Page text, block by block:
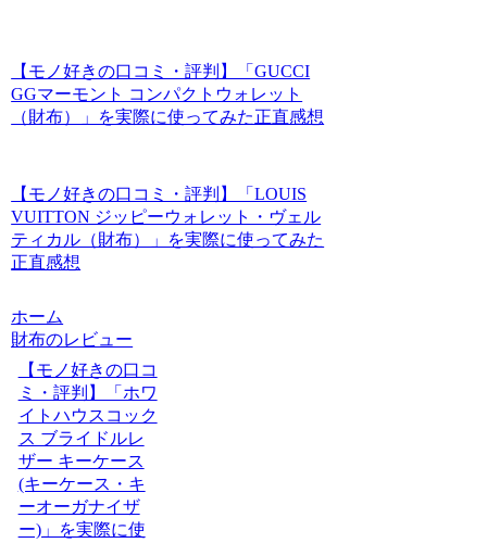
【モノ好きの口コミ・評判】「GUCCI
GGマーモント コンパクトウォレット
（財布）」を実際に使ってみた正直感想
【モノ好きの口コミ・評判】「LOUIS
VUITTON ジッピーウォレット・ヴェル
ティカル（財布）」を実際に使ってみた
正直感想
ホーム
財布のレビュー
【モノ好きの口コ
ミ・評判】「ホワ
イトハウスコック
ス ブライドルレ
ザー キーケース
(キーケース・キ
ーオーガナイザ
ー)」を実際に使